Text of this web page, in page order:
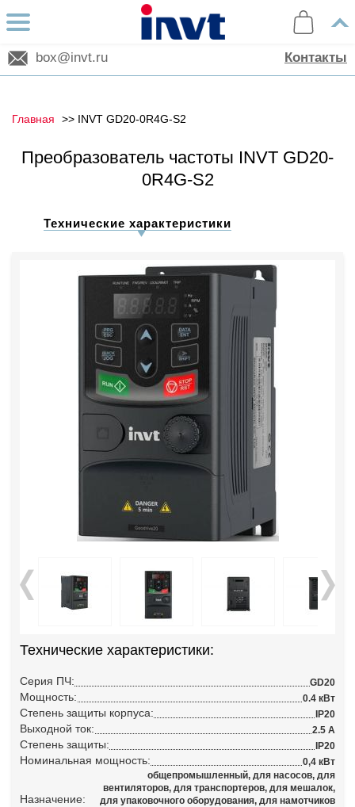
box@invt.ru Контакты
Главная INVT GD20-0R4G-S2
Преобразователь частоты INVT GD20-
0R4G-S2
Технические характеристики
Технические характеристики:
Серия ПЧ: GD20
Мощность: 0.4 кВт
Степень защиты корпуса: IP20
Выходной ток: 2.5 А
Степень защиты: IP20
Номинальная мощность: 0,4 кВт
Назначение:
общепромышленный, для насосов, для
вентиляторов, для транспортеров, для мешалок,
для упаковочного оборудования, для намотчиков